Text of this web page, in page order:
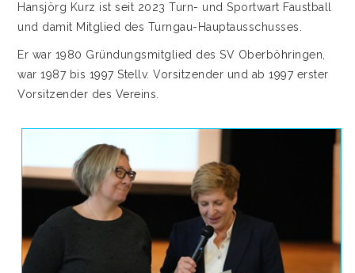
Hansjörg Kurz ist seit 2023 Turn- und Sportwart Faustball
und damit Mitglied des Turngau-Hauptausschusses.
Er war 1980 Gründungsmitglied des SV Oberböhringen,
war 1987 bis 1997 Stellv. Vorsitzender und ab 1997 erster
Vorsitzender des Vereins.